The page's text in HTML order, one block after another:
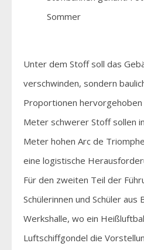
Sommer
Unter dem Stoff soll das
verschwinden, sondern
Proportionen
Meter schwerer Stoff sollen
Meter hohen Arc de
eine logistische
Für den zweiten Teil der
Schülerinnen und Schüler
Werkshalle, wo ein
Luftschiffgondel die